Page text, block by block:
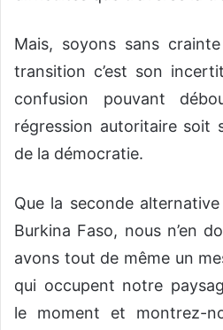
Mais, soyons sans
transition c’est son
confusion pouvant
régression autoritaire soit
de la démocratie.
Que la seconde alternative
Burkina Faso, nous n’en
avons tout de même un
qui occupent notre
le moment et montrez-